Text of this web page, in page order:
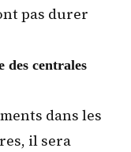
pas durer
des centrales
dans les
il sera